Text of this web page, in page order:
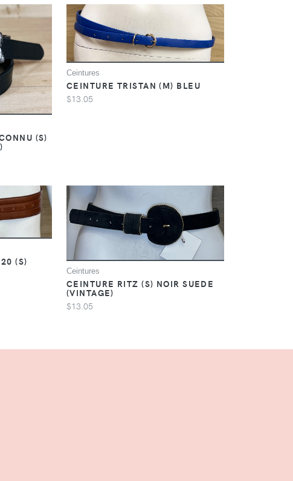
(S)
Ceintures
CEINTURE TRISTAN (M) BLEU
$13.05
(S)
Ceintures
CEINTURE RITZ (S) NOIR SUEDE
(VINTAGE)
$13.05